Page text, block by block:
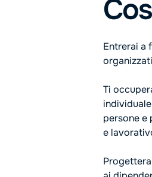
Entrerai a
Ti
persone e
e